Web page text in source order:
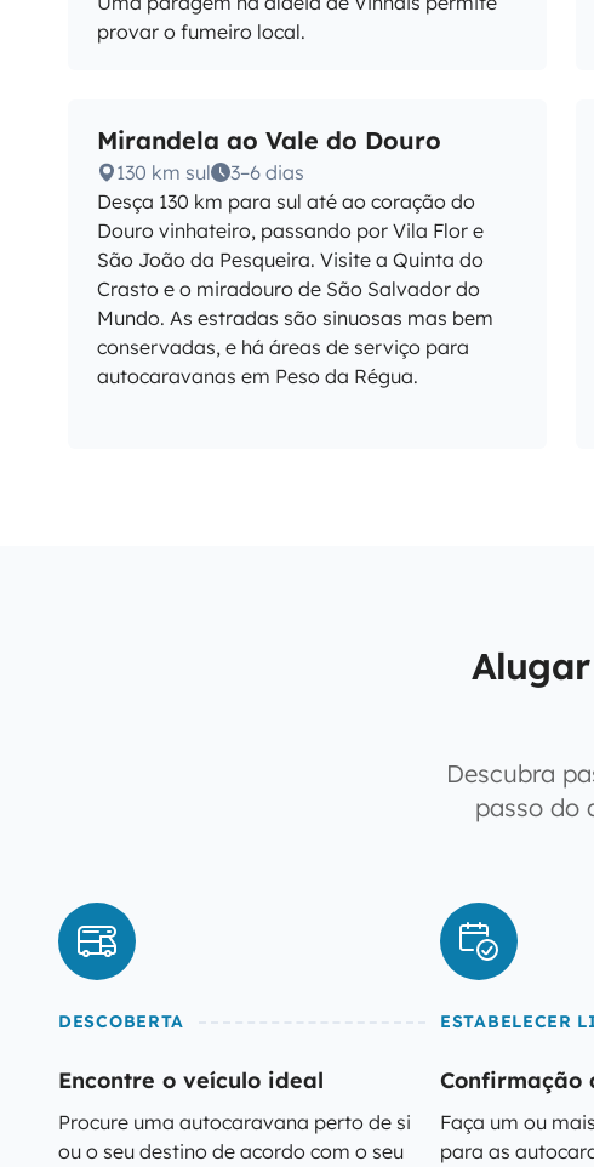
provar o fumeiro local.
Mirandela ao Vale do Douro
130 km sul
3–6 dias
Desça 130 km para sul até ao coração do
Douro vinhateiro, passando por Vila Flor e
São João da Pesqueira. Visite a Quinta do
Crasto e o miradouro de São Salvador do
Mundo. As estradas são sinuosas mas bem
conservadas, e há áreas de serviço para
autocaravanas em Peso da Régua.
Descubra
passo do
DESCOBERTA
Encontre o veículo ideal
Procure uma autocaravana perto de si
ou o seu destino de acordo com o seu
ESTABELECER
Confirmação
Faça um ou
para as